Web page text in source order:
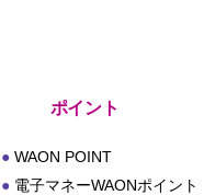
ポイント
WAON POINT
電子マネーWAONポイント